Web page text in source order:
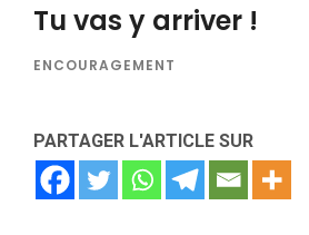
Tu vas y arriver !
ENCOURAGEMENT
PARTAGER L'ARTICLE SUR